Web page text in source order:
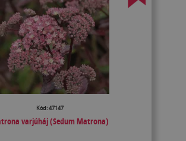
Kód: 47147
varjúháj (Sedum Matrona)